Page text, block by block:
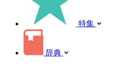
特集
辞典